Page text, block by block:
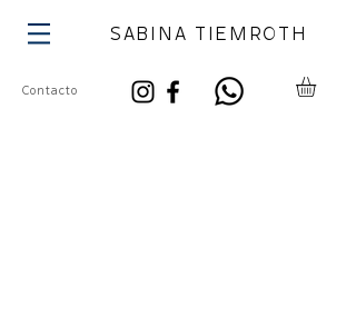
Contacto
SABINA TIEMROTH